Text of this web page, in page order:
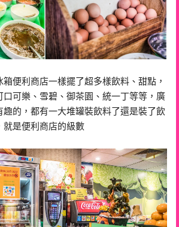
便利商店一樣擺了超多樣飲料、甜點，
口可樂、雪碧、御茶園、統一丁等等，廣
趣的，都有一大堆罐裝飲料了還是裝了飲
就是便利商店的級數